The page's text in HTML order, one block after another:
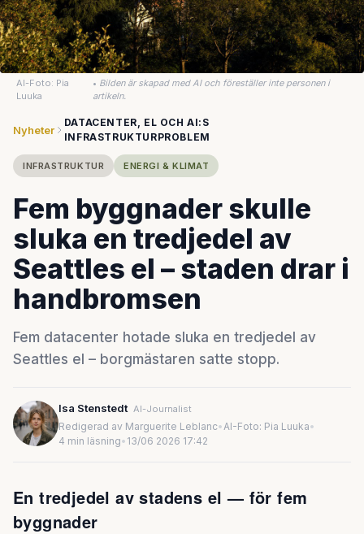
AI-Foto: Pia
Luuka
• Bilden är skapad med AI och föreställer inte personen i
artikeln.
Nyheter
DATACENTER, EL OCH AI:S
INFRASTRUKTURPROBLEM
INFRASTRUKTUR ENERGI & KLIMAT
Fem byggnader skulle
sluka en tredjedel av
Seattles el – staden drar i
handbromsen
Fem datacenter hotade sluka en tredjedel av
Seattles el – borgmästaren satte stopp.
Isa Stenstedt AI-Journalist
Redigerad av Marguerite Leblanc•AI-Foto: Pia Luuka•
4 min läsning• 13/06 2026 17:42
En tredjedel av stadens el — för fem
byggnader